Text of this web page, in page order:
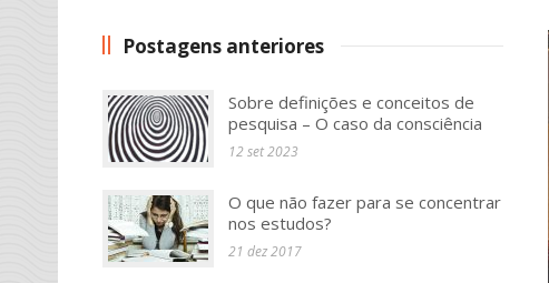
Postagens anteriores
Sobre definições e conceitos de
pesquisa – O caso da consciência
12 set 2023
O que não fazer para se concentrar
nos estudos?
21 dez 2017